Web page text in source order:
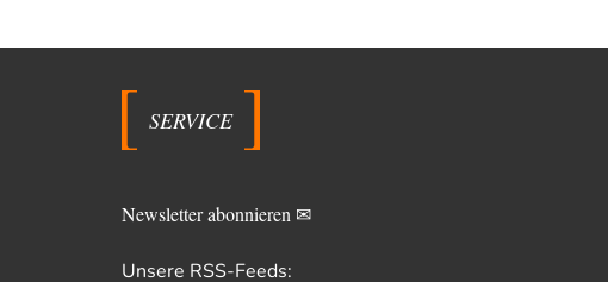
SERVICE
Newsletter abonnieren ✉
Unsere RSS-Feeds: